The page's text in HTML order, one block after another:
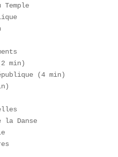
Temple
min)
(4 min)
la Danse